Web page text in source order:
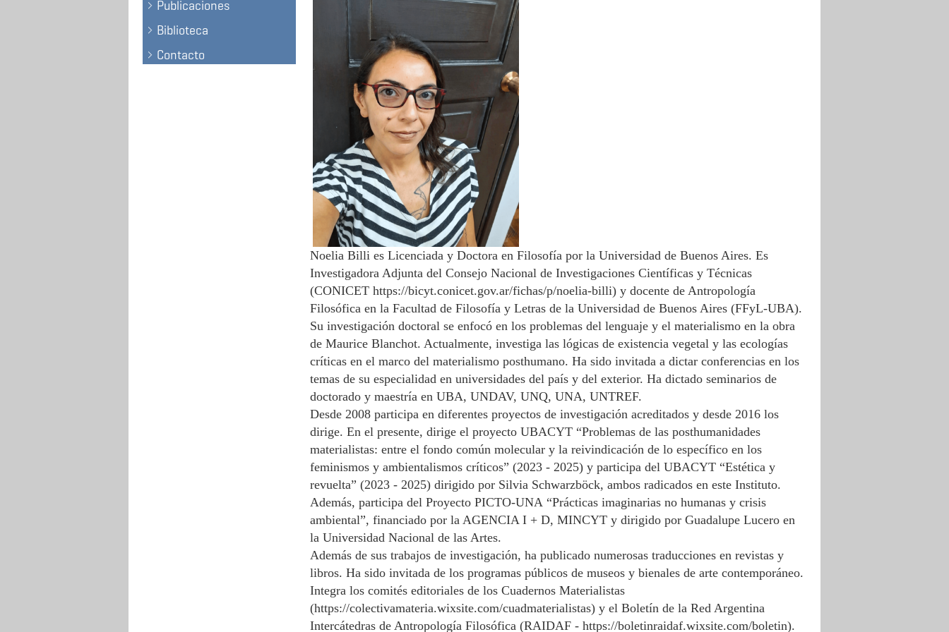
Publicaciones
Biblioteca
Contacto
Noelia Billi es Licenciada y Doctora en Filosofía por la Universidad de Buenos Aires. Es
Investigadora Adjunta del Consejo Nacional de Investigaciones Científicas y Técnicas
(CONICET https://bicyt.conicet.gov.ar/fichas/p/noelia-billi) y docente de Antropología
Filosófica en la Facultad de Filosofía y Letras de la Universidad de Buenos Aires (FFyL-UBA).
Su investigación doctoral se enfocó en los problemas del lenguaje y el materialismo en la obra
de Maurice Blanchot. Actualmente, investiga las lógicas de existencia vegetal y las ecologías
críticas en el marco del materialismo posthumano. Ha sido invitada a dictar conferencias en los
temas de su especialidad en universidades del país y del exterior. Ha dictado seminarios de
doctorado y maestría en UBA, UNDAV, UNQ, UNA, UNTREF.
Desde 2008 participa en diferentes proyectos de investigación acreditados y desde 2016 los
dirige. En el presente, dirige el proyecto UBACYT “Problemas de las posthumanidades
materialistas: entre el fondo común molecular y la reivindicación de lo específico en los
feminismos y ambientalismos críticos” (2023 - 2025) y participa del UBACYT “Estética y
revuelta” (2023 - 2025) dirigido por Silvia Schwarzböck, ambos radicados en este Instituto.
Además, participa del Proyecto PICTO-UNA “Prácticas imaginarias no humanas y crisis
ambiental”, financiado por la AGENCIA I + D, MINCYT y dirigido por Guadalupe Lucero en
la Universidad Nacional de las Artes.
Además de sus trabajos de investigación, ha publicado numerosas traducciones en revistas y
libros. Ha sido invitada de los programas públicos de museos y bienales de arte contemporáneo.
Integra los comités editoriales de los Cuadernos Materialistas
(https://colectivamateria.wixsite.com/cuadmaterialistas) y el Boletín de la Red Argentina
Intercátedras de Antropología Filosófica (RAIDAF - https://boletinraidaf.wixsite.com/boletin).